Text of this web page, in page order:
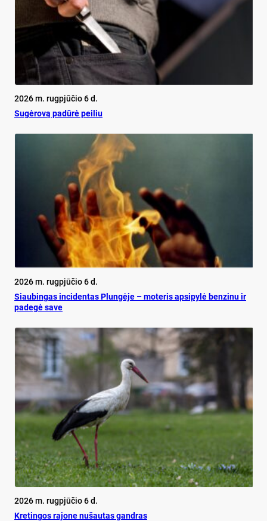
2026 m. rugpjūčio 6 d.
Su­gė­ro­vą pa­dū­rė pei­liu
2026 m. rugpjūčio 6 d.
Siau­bin­gas in­ci­den­tas Plun­gė­je – mo­te­ris ap­si­py­lė ben­zi­nu ir
pa­de­gė sa­ve
2026 m. rugpjūčio 6 d.
Kretingos rajone nušautas gandras